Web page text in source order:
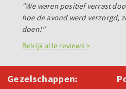
"We waren positief verrast
hoe de avond werd verzorgd,
doen!"
Bekijk alle reviews >
Gezelschappen: